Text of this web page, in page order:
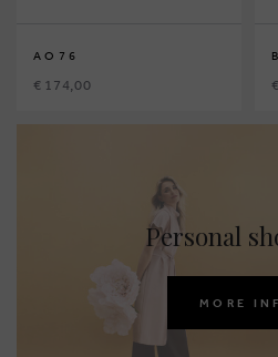
AO76
€ 174,00
Personal
MORE